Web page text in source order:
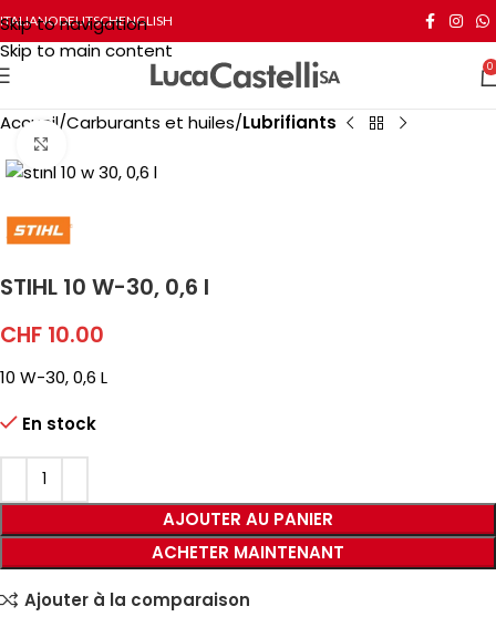
Skip to navigation
Skip to main content
ITALIANODEUTSCHENGLISH
0
Accueil Carburants et huiles Lubrifiants
STIHL 10 W-30, 0,6 l
CHF 10.00
10 W-30, 0,6 L
En stock
AJOUTER AU PANIER
ACHETER MAINTENANT
Ajouter à la comparaison